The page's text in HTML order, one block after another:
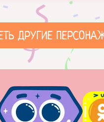
ДРУГИЕ